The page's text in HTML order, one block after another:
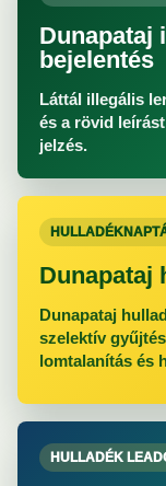
Dunapataj
bejelentés
Láttál illegális
és a rövid
jelzés.
Dunapataj
Dunapataj
szelektív
lomtalanítás és
HULLADÉK